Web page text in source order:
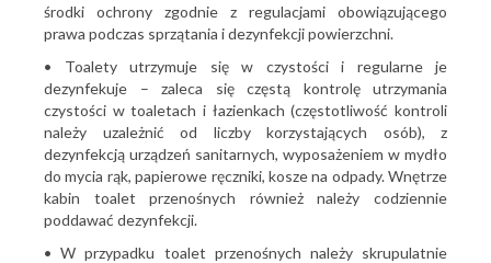
środki ochrony zgodnie z regulacjami obowiązującego
prawa podczas sprzątania i dezynfekcji powierzchni.
• Toalety utrzymuje się w czystości i regularne je
dezynfekuje – zaleca się częstą kontrolę utrzymania
czystości w toaletach i łazienkach (częstotliwość kontroli
należy uzależnić od liczby korzystających osób), z
dezynfekcją urządzeń sanitarnych, wyposażeniem w mydło
do mycia rąk, papierowe ręczniki, kosze na odpady. Wnętrze
kabin toalet przenośnych również należy codziennie
poddawać dezynfekcji.
• W przypadku toalet przenośnych należy skrupulatnie